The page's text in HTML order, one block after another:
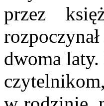
przez
dwoma laty.